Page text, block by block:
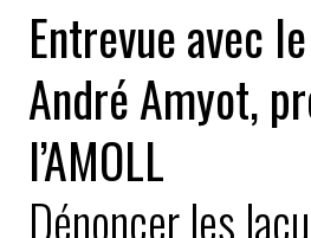
Entrevue avec
André Amyot,
l’AMOLL
Dénoncer les